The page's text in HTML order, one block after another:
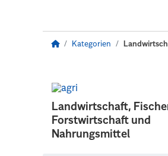
Kategorien
Landwirtschaft,
Forstwirtschaft und
Nahrungsmittel